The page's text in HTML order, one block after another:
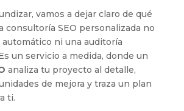
vamos a dejar claro de qué
consultoría SEO personalizada no
ni una auditoría
un servicio a medida, donde un
analiza tu proyecto al detalle,
de mejora y traza un plan
ti.